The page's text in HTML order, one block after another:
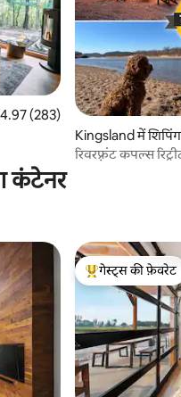
रेटिंग 5 में से 4.97, 283 समीक्षाएँ
4.97 (283)
Kingsland में
रिवरफ़्रंट कपल्स
कंटेनर
गेस्ट्स का टॉप
गेस्ट्स की फ़ेवरेट